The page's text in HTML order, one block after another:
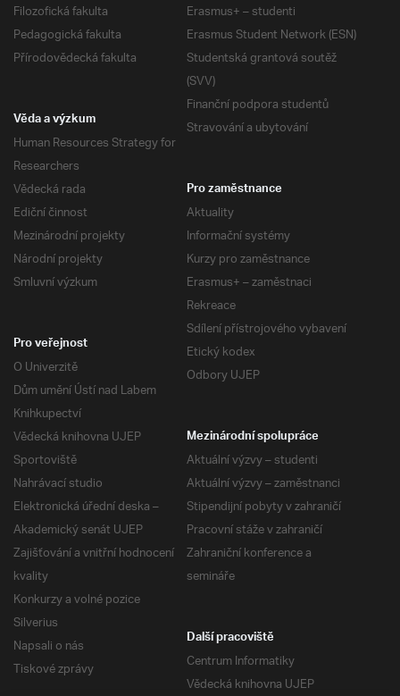
Filozofická fakulta
Pedagogická fakulta
Přírodovědecká fakulta
Erasmus+ – studenti
Erasmus Student Network (ESN)
Studentská grantová soutěž
(SVV)
Finanční podpora studentů
Stravování a ubytování
Věda a výzkum
Human Resources Strategy for
Researchers
Vědecká rada
Ediční činnost
Mezinárodní projekty
Národní projekty
Smluvní výzkum
Pro zaměstnance
Aktuality
Informační systémy
Kurzy pro zaměstnance
Erasmus+ – zaměstnaci
Rekreace
Sdílení přístrojového vybavení
Etický kodex
Odbory UJEP
Pro veřejnost
O Univerzitě
Dům umění Ústí nad Labem
Knihkupectví
Vědecká knihovna UJEP
Sportoviště
Nahrávací studio
Elektronická úřední deska –
Akademický senát UJEP
Zajišťování a vnitřní hodnocení
kvality
Konkurzy a volné pozice
Silverius
Napsali o nás
Tiskové zprávy
Mezinárodní spolupráce
Aktuální výzvy – studenti
Aktuální výzvy – zaměstnanci
Stipendijní pobyty v zahraničí
Pracovní stáže v zahraničí
Zahraniční konference a
semináře
Další pracoviště
Centrum Informatiky
Vědecká knihovna UJEP